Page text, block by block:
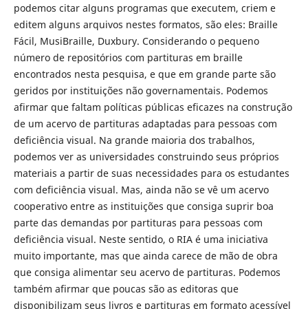
podemos citar alguns programas que executem, criem e
editem alguns arquivos nestes formatos, são eles: Braille
Fácil, MusiBraille, Duxbury. Considerando o pequeno
número de repositórios com partituras em braille
encontrados nesta pesquisa, e que em grande parte são
geridos por instituições não governamentais. Podemos
afirmar que faltam políticas públicas eficazes na construção
de um acervo de partituras adaptadas para pessoas com
deficiência visual. Na grande maioria dos trabalhos,
podemos ver as universidades construindo seus próprios
materiais a partir de suas necessidades para os estudantes
com deficiência visual. Mas, ainda não se vê um acervo
cooperativo entre as instituições que consiga suprir boa
parte das demandas por partituras para pessoas com
deficiência visual. Neste sentido, o RIA é uma iniciativa
muito importante, mas que ainda carece de mão de obra
que consiga alimentar seu acervo de partituras. Podemos
também afirmar que poucas são as editoras que
disponibilizam seus livros e partituras em formato acessível